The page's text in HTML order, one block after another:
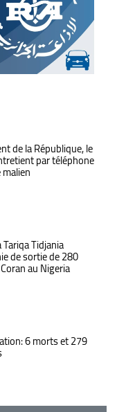
de la République, le
par téléphone
Tidjania
de sortie de 280
au Nigeria
6 morts et 279